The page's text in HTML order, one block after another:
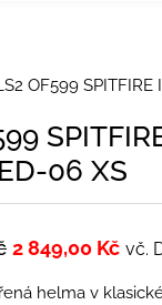
OF599 SPITFIRE
06 XS
2 849,00 Kč vč.
helma v